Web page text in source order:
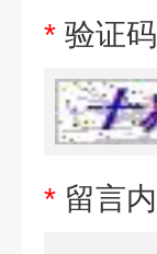
* 验证码
* 留言